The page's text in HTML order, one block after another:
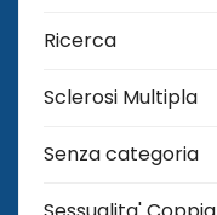
Ricerca
Sclerosi Multipla
Senza categoria